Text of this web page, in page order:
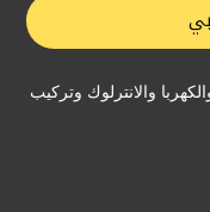
والانترلوك وتركيب